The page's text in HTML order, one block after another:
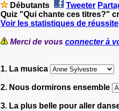
Débutants Tweeter
Quiz "Qui chante ces titres?"
Voir les statistiques de réussite
Merci de vous connecter à
1. La musica
2. Nous dormirons ensemble
3. La plus belle pour aller